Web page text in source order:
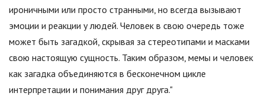
ироничными или просто странными, но всегда вызывают
эмоции и реакции у людей. Человек в свою очередь тоже
может быть загадкой, скрывая за стереотипами и масками
свою настоящую сущность. Таким образом, мемы и человек
как загадка объединяются в бесконечном цикле
интерпретации и понимания друг друга."